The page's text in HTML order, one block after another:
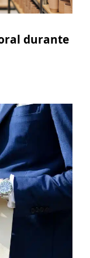
durante